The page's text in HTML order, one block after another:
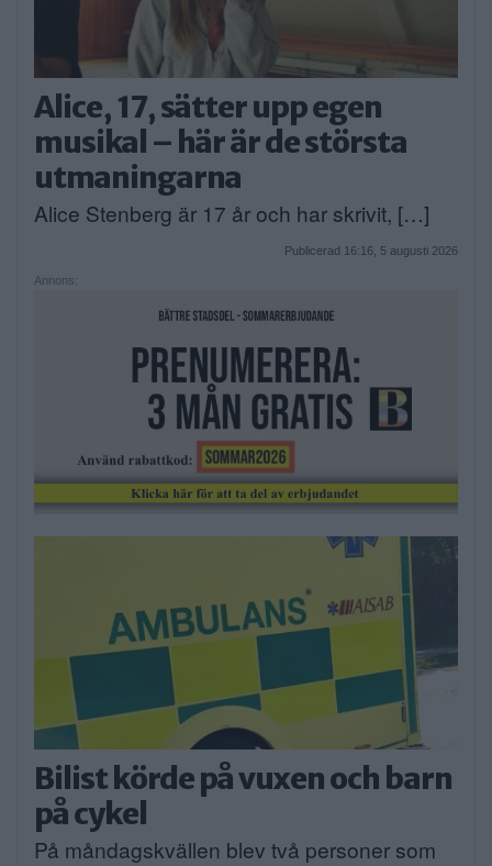
Alice, 17, sätter upp egen
musikal – här är de största
utmaningarna
Alice Stenberg är 17 år och har skrivit, […]
Publicerad 16:16, 5 augusti 2026
Annons:
Bilist körde på vuxen och barn
på cykel
På måndagskvällen blev två personer som